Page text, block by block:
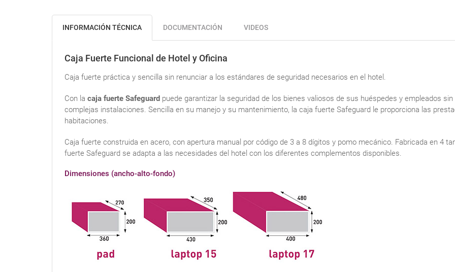
INFORMACIÓN TÉCNICA DOCUMENTACIÓN VIDEOS
Caja Fuerte Funcional de Hotel y Oficina
Caja fuerte práctica y sencilla sin renunciar a los estándares de seguridad necesarios en el hotel.
Con la caja fuerte Safeguard puede garantizar la seguridad de los bienes valiosos de sus huéspedes y empleados
complejas instalaciones. Sencilla en su manejo y su mantenimiento, la caja fuerte Safeguard le proporciona las
habitaciones.
Caja fuerte construida en acero, con apertura manual por código de 3 a 8 dígitos y pomo mecánico. Fabricada en 4
fuerte Safeguard se adapta a las necesidades del hotel con los diferentes complementos disponibles.
Dimensiones (ancho-alto-fondo)